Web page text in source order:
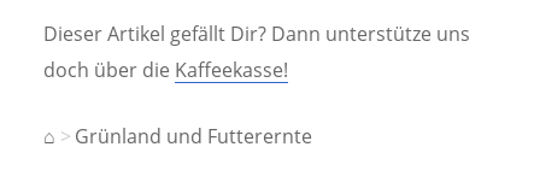
Dieser Artikel gefällt Dir? Dann unterstütze uns
doch über die Kaffeekasse!
⌂ Grünland und Futterernte